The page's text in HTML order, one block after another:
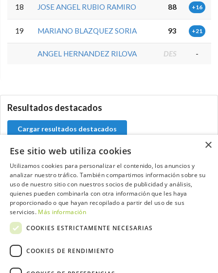
18 JOSE ANGEL RUBIO RAMIRO 88 +16
19 MARIANO BLAZQUEZ SORIA 93 +21
ANGEL HERNANDEZ RILOVA DES -
Resultados destacados
Cargar resultados destacados
Contacta con el equipo de NextCaddy
Opina Contacta
×
Ese sitio web utiliza cookies
Utilizamos cookies para personalizar el contenido, los anuncios y
analizar nuestro tráfico. También compartimos información sobre su
uso de nuestro sitio con nuestros socios de publicidad y análisis,
quienes pueden combinarla con otra información que les haya
proporcionado o que hayan recopilado a partir del uso de sus
servicios. Más información
COOKIES ESTRICTAMENTE NECESARIAS
COOKIES DE RENDIMIENTO